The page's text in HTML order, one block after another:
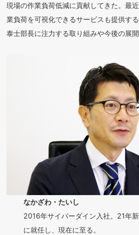
現場の作業負荷低減に貢献してきた。最
業負荷を可視化できるサービスも提供す
泰士部長に注力する取り組みや今後の展開
なかざわ・たいし
2016年サイバーダイン入社。21年
に就任し、現在に至る。